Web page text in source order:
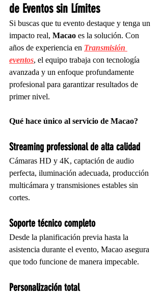
de Eventos sin Límites
Si buscas que tu evento destaque y tenga un
impacto real, Macao es la solución. Con
años de experiencia en Transmisión
eventos, el equipo trabaja con tecnología
avanzada y un enfoque profundamente
profesional para garantizar resultados de
primer nivel.
Qué hace único al servicio de Macao?
Streaming professional de alta calidad
Cámaras HD y 4K, captación de audio
perfecta, iluminación adecuada, producción
multicámara y transmisiones estables sin
cortes.
Soporte técnico completo
Desde la planificación previa hasta la
asistencia durante el evento, Macao asegura
que todo funcione de manera impecable.
Personalización total